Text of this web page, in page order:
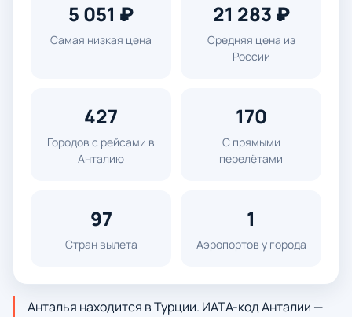
5 051 ₽
Самая низкая цена
21 283 ₽
Средняя цена из
России
427
Городов с рейсами в
Анталию
170
С прямыми
перелётами
97
Стран вылета
1
Аэропортов у города
Анталья находится в Турции. ИАТА-код Анталии —